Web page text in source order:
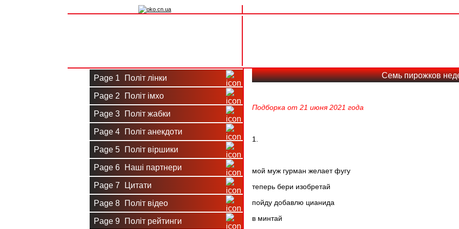
Page 1 Політ лінки
Page 2 Політ імхо
Page 3 Політ жабки
Page 4 Політ анекдоти
Page 5 Політ віршики
Page 6 Наші партнери
Page 7 Цитати
Page 8 Політ відео
Page 9 Політ рейтинги
Семь пирожков
Подборка от 21 июня 2021 года
1.
мой муж гурман желает фугу
теперь бери изобретай
пойду добавлю цианида
в минтай